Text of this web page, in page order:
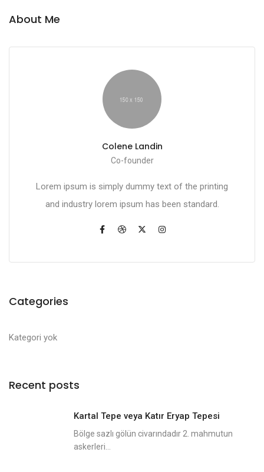
About Me
Colene Landin
Co-founder
Lorem ipsum is simply dummy text of the printing
and industry lorem ipsum has been standard.
Categories
Kategori yok
Recent posts
Kartal Tepe veya Katır Eryap Tepesi
Bölge sazlı gölün civarındadır 2. mahmutun
askerleri...